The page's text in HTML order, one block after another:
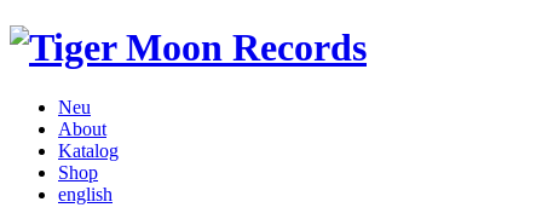
Neu
About
Katalog
Shop
english